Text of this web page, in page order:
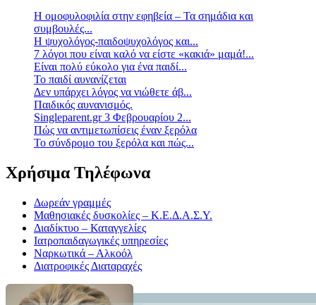
Η ομοφυλοφιλία στην εφηβεία – Τα σημάδια και
συμβουλές...
Η ψυχολόγος-παιδοψυχολόγος και...
7 λόγοι που είναι καλό να είστε «κακιά» μαμά!...
Είναι πολύ εύκολο για ένα παιδί...
Το παιδί αυνανίζεται
Δεν υπάρχει λόγος να νιώθετε άβ...
Παιδικός αυνανισμός.
Singleparent.gr 3 Φεβρουαρίου 2...
Πώς να αντιμετωπίσεις έναν ξερόλα
Το σύνδρομο του ξερόλα και πώς...
Χρήσιμα Τηλέφωνα
Δωρεάν γραμμές
Μαθησιακές δυσκολίες – Κ.Ε.Δ.Α.Σ.Υ.
Διαδίκτυο – Καταγγελίες
Ιατροπαιδαγωγικές υπηρεσίες
Ναρκωτικά – Αλκοόλ
Διατροφικές Διαταραχές